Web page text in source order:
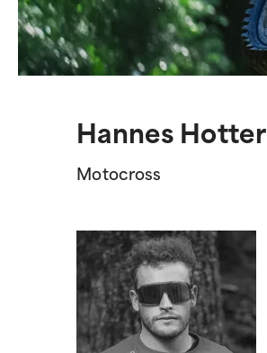
Hannes Hotter
Motocross